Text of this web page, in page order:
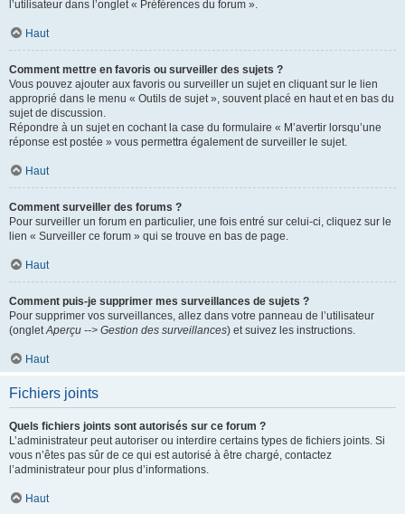
l’utilisateur dans l’onglet « Préférences du forum ».
Haut
Comment mettre en favoris ou surveiller des sujets ?
Vous pouvez ajouter aux favoris ou surveiller un sujet en cliquant sur le lien
approprié dans le menu « Outils de sujet », souvent placé en haut et en bas du
sujet de discussion.
Répondre à un sujet en cochant la case du formulaire « M’avertir lorsqu’une
réponse est postée » vous permettra également de surveiller le sujet.
Haut
Comment surveiller des forums ?
Pour surveiller un forum en particulier, une fois entré sur celui-ci, cliquez sur le
lien « Surveiller ce forum » qui se trouve en bas de page.
Haut
Comment puis-je supprimer mes surveillances de sujets ?
Pour supprimer vos surveillances, allez dans votre panneau de l’utilisateur
(ongletAperçu --> Gestion des surveillances) et suivez les instructions.
Haut
Fichiers joints
Quels fichiers joints sont autorisés sur ce forum ?
L’administrateur peut autoriser ou interdire certains types de fichiers joints. Si
vous n’êtes pas sûr de ce qui est autorisé à être chargé, contactez
l’administrateur pour plus d’informations.
Haut